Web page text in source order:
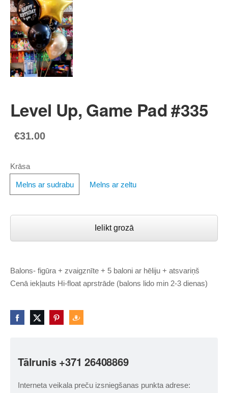
Tālrunis +371 26408869
Interneta veikala preču izsniegšanas punkta adrese:
Level Up, Game Pad #335
€31.00
Krāsa
Melns ar sudrabu Melns ar zeltu
Ielikt grozā
Balons- figūra + zvaigznīte + 5 baloni ar hēliju + atsvariņš
Cenā iekļauts Hi-float aprstrāde (balons lido min 2-3 dienas)